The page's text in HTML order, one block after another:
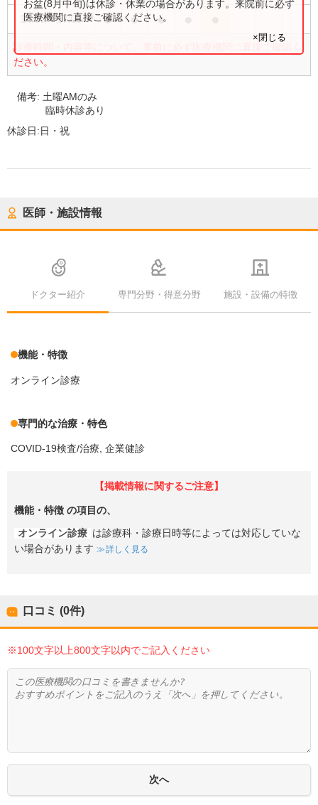
14:00〜17:00 ● ● ●
診療時間・内容等について、事前に必ず医療機関に直接ご確認く
ださい。
お盆(8月中旬)は休診・休業の場合があります。来院前に必ず
医療機関に直接ご確認ください。
×閉じる
備考: 土曜AMのみ
臨時休診あり
休診日:日・祝
医師・施設情報
ドクター紹介 専門分野・得意分野 施設・設備の特徴
機能・特徴
オンライン診療
専門的な治療・特色
COVID-19検査/治療 企業健診
【掲載情報に関するご注意】
機能・特徴 の項目の、
オンライン診療 は診療科・診療日時等によっては対応していな
い場合があります
詳しく見る
口コミ (0件)
※100文字以上800文字以内でご記入ください